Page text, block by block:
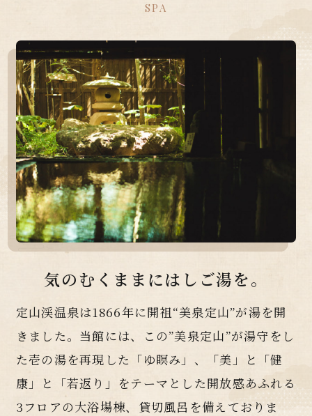
SPA
気のむくままにはしご湯を。
定山渓温泉は1866年に開祖“美泉定山”が湯を開
きました。当館には、この”美泉定山”が湯守をし
た壱の湯を再現した「ゆ瞑み」、「美」と「健
康」と「若返り」をテーマとした開放感あふれる
3フロアの大浴場棟、貸切風呂を備えておりま